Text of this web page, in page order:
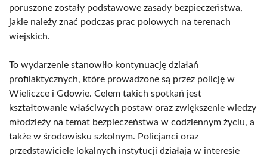
poruszone zostały podstawowe zasady bezpieczeństwa,
jakie należy znać podczas prac polowych na terenach
wiejskich.
To wydarzenie stanowiło kontynuację działań
profilaktycznych, które prowadzone są przez policję w
Wieliczce i Gdowie. Celem takich spotkań jest
kształtowanie właściwych postaw oraz zwiększenie wiedzy
młodzieży na temat bezpieczeństwa w codziennym życiu, a
także w środowisku szkolnym. Policjanci oraz
przedstawiciele lokalnych instytucji działają w interesie